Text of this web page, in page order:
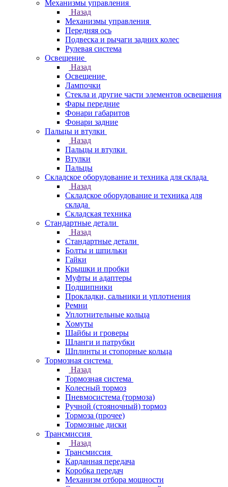
Механизмы управления
Назад
Механизмы управления
Передняя ось
Подвеска и рычаги задних колес
Рулевая система
Освещение
Назад
Освещение
Лампочки
Стекла и другие части элементов освещения
Фары передние
Фонари габаритов
Фонари задние
Пальцы и втулки
Назад
Пальцы и втулки
Втулки
Пальцы
Складское оборудование и техника для склада
Назад
Складское оборудование и техника для
склада
Складская техника
Стандартные детали
Назад
Стандартные детали
Болты и шпильки
Гайки
Крышки и пробки
Муфты и адаптеры
Подшипники
Прокладки, сальники и уплотнения
Ремни
Уплотнительные кольца
Хомуты
Шайбы и гроверы
Шланги и патрубки
Шплинты и стопорные кольца
Тормозная система
Назад
Тормозная система
Колесный тормоз
Пневмосиcтема (тормоза)
Ручной (стояночный) тормоз
Тормоза (прочее)
Тормозные диски
Трансмиссия
Назад
Трансмиссия
Карданная передача
Коробка передач
Механизм отбора мощности